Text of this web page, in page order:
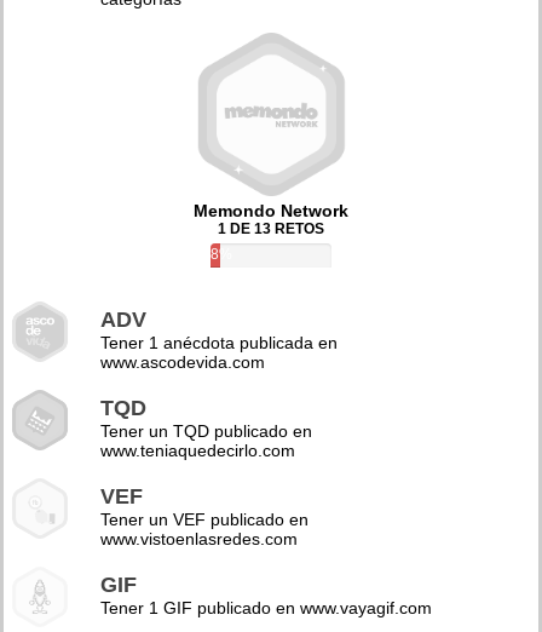
Memondo Network
1 DE 13 RETOS
8%
ADV
Tener 1 anécdota publicada en
www.ascodevida.com
TQD
Tener un TQD publicado en
www.teniaquedecirlo.com
VEF
Tener un VEF publicado en
www.vistoenlasredes.com
GIF
Tener 1 GIF publicado en www.vayagif.com